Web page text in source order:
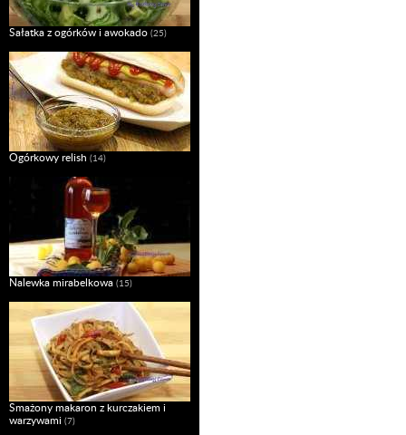
Sałatka z ogórków i awokado (25)
Ogórkowy relish (14)
Nalewka mirabelkowa (15)
Smażony makaron z kurczakiem i
warzywami (7)